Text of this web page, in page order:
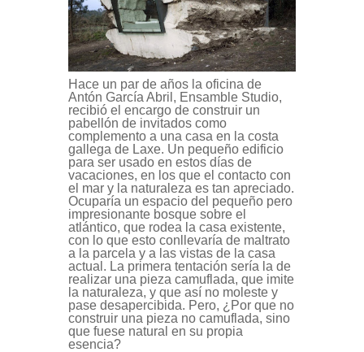
Hace un par de años la oficina de
Antón García Abril, Ensamble Studio,
recibió el encargo de construir un
pabellón de invitados como
complemento a una casa en la costa
gallega de Laxe. Un pequeño edificio
para ser usado en estos días de
vacaciones, en los que el contacto con
el mar y la naturaleza es tan apreciado.
Ocuparía un espacio del pequeño pero
impresionante bosque sobre el
atlántico, que rodea la casa existente,
con lo que esto conllevaría de maltrato
a la parcela y a las vistas de la casa
actual. La primera tentación sería la de
realizar una pieza camuflada, que imite
la naturaleza, y que así no moleste y
pase desapercibida. Pero, ¿Por que no
construir una pieza no camuflada, sino
que fuese natural en su propia
esencia?